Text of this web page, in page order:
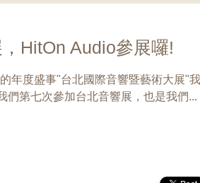
HitOn Audio參展囉!
年度盛事"台北國際音響暨藝術大展"
們第七次參加台北音響展，也是我們...